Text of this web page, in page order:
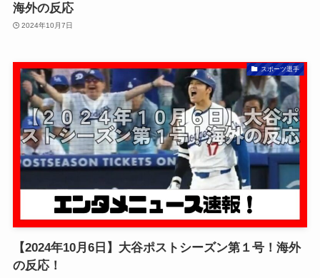
海外の反応
2024年10月7日
スポーツ選手
【2024年10月6日】大谷ポストシーズン第１号！海外
の反応！